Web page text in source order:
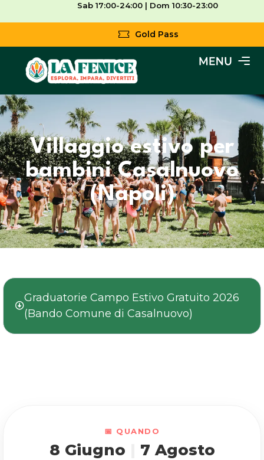
Sab 17:00-24:00 | Dom 10:30-23:00
Gold Pass
Villaggio estivo per
bambini Casalnuovo
(Napoli)
Graduatorie Campo Estivo Gratuito 2026
(Bando Comune di Casalnuovo)
📅 QUANDO
8 Giugno 7 Agosto